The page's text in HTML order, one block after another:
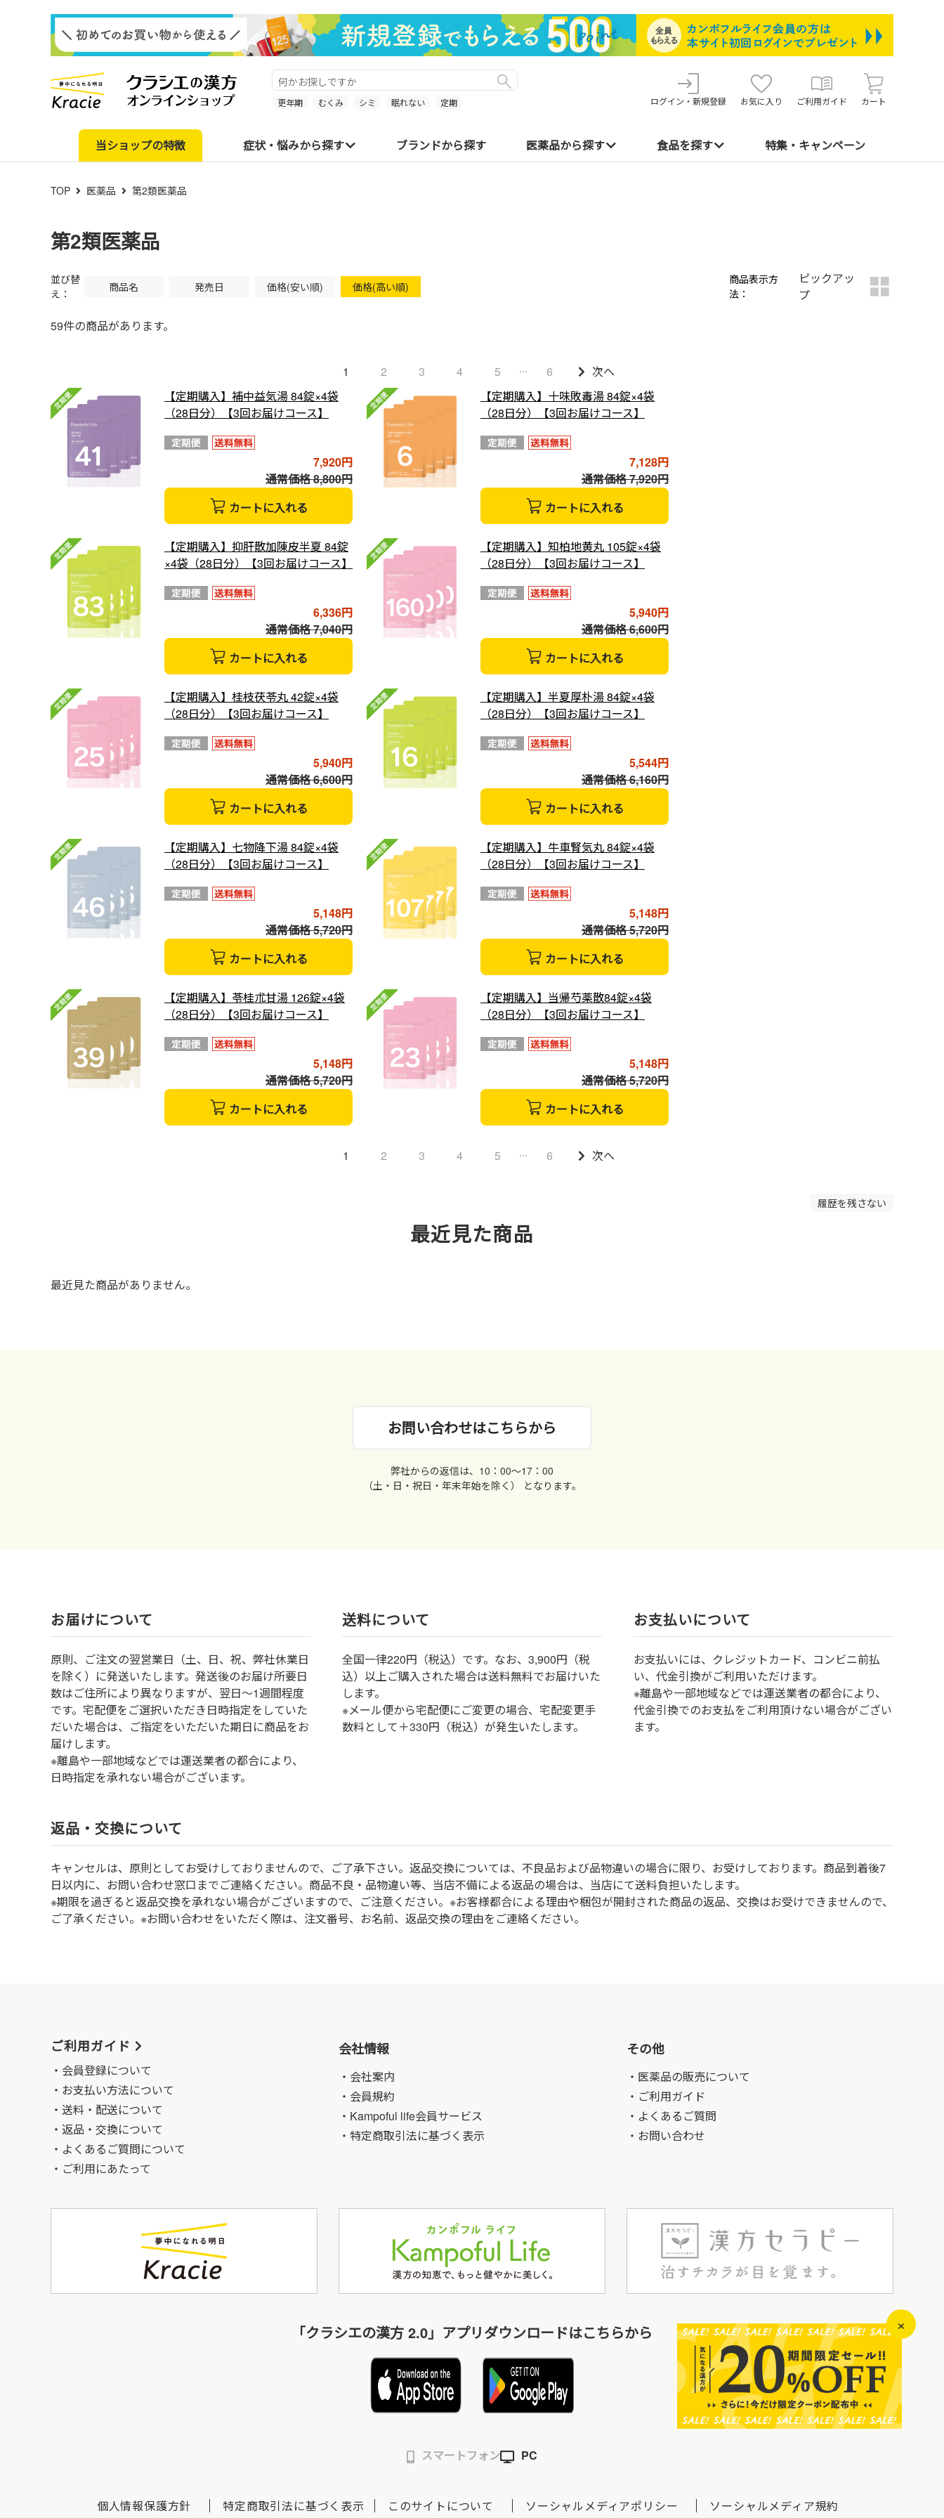
更年期 むくみ シミ 眠れない 定期 ログイン・新規登録 お気に入り ご利用ガイド カート
当ショップの特徴 症状・悩みから探す ブランドから探す 医薬品から探す 食品を探す 特集・キャンペーン
TOP 医薬品 第2類医薬品
第2類医薬品
並び替
え：
商品名 発売日 価格(安い順) 価格(高い順)
商品表示方
法：
ピックアッ
プ
59件の商品があります。
1 2 3 4 5 ... 6
次へ
【定期購入】補中益気湯 84錠×4袋
（28日分）【3回お届けコース】
7,920円
通常価格 8,800円
カートに入れる
【定期購入】十味敗毒湯 84錠×4袋
（28日分）【3回お届けコース】
7,128円
通常価格 7,920円
カートに入れる
【定期購入】抑肝散加陳皮半夏 84錠
×4袋（28日分）【3回お届けコース】
6,336円
通常価格 7,040円
カートに入れる
【定期購入】知柏地黄丸 105錠×4袋
（28日分）【3回お届けコース】
5,940円
通常価格 6,600円
カートに入れる
【定期購入】桂枝茯苓丸 42錠×4袋
（28日分）【3回お届けコース】
5,940円
通常価格 6,600円
カートに入れる
【定期購入】半夏厚朴湯 84錠×4袋
（28日分）【3回お届けコース】
5,544円
通常価格 6,160円
カートに入れる
【定期購入】七物降下湯 84錠×4袋
（28日分）【3回お届けコース】
5,148円
通常価格 5,720円
カートに入れる
【定期購入】牛車腎気丸 84錠×4袋
（28日分）【3回お届けコース】
5,148円
通常価格 5,720円
カートに入れる
【定期購入】苓桂朮甘湯 126錠×4袋
（28日分）【3回お届けコース】
5,148円
通常価格 5,720円
カートに入れる
【定期購入】当帰芍薬散84錠×4袋
（28日分）【3回お届けコース】
5,148円
通常価格 5,720円
カートに入れる
1 2 3 4 5 ... 6 次へ
履歴を残さない
最近見た商品
最近見た商品がありません。
お問い合わせはこちらから
弊社からの返信は、10：00〜17：00
（土・日・祝日・年末年始を除く） となります。
お届けについて
原則、ご注文の翌営業日（土、日、祝、弊社休業日
を除く）に発送いたします。発送後のお届け所要日
数はご住所により異なりますが、翌日～1週間程度
です。宅配便をご選択いただき日時指定をしていた
だいた場合は、ご指定をいただいた期日に商品をお
届けします。
※離島や一部地域などでは運送業者の都合により、
日時指定を承れない場合がございます。
送料について
全国一律220円（税込）です。なお、3,900円（税
込）以上ご購入された場合は送料無料でお届けいた
します。
※メール便から宅配便にご変更の場合、宅配変更手
数料として＋330円（税込）が発生いたします。
お⽀払いについて
お⽀払いには、クレジットカード、コンビニ前払
い、代金引換がご利用いただけます。
※離島や一部地域などでは運送業者の都合により、
代金引換でのお支払をご利用頂けない場合がござい
ます。
返品・交換について
キャンセルは、原則としてお受けしておりませんので、ご了承下さい。返品交換については、不良品および品物違いの場合に限り、お受けしております。商品到着後7
⽇以内に、お問い合わせ窓⼝までご連絡ください。商品不良・品物違い等、当店不備による返品の場合は、当店にて送料負担いたします。
※期限を過ぎると返品交換を承れない場合がございますので、ご注意ください。※お客様都合による理由や梱包が開封された商品の返品、交換はお受けできませんので、
ご了承ください。※お問い合わせをいただく際は、注文番号、お名前、返品交換の理由をご連絡ください。
ご利用ガイド
会員登録について
お支払い方法について
送料・配送について
返品・交換について
よくあるご質問について
ご利用にあたって
会社情報
・会社案内
・会員規約
・Kampoful life会員サービス
・特定商取引法に基づく表示
その他
・医薬品の販売について
・ご利用ガイド
・よくあるご質問
・お問い合わせ
「クラシエの漢方 2.0」アプリダウンロードはこちらから
スマートフォン PC
個人情報保護方針 特定商取引法に基づく表示 このサイトについて ソーシャルメディアポリシー ソーシャルメディア規約
×